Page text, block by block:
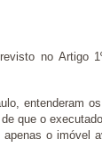
no Artigo
entenderam
que o
o imóvel